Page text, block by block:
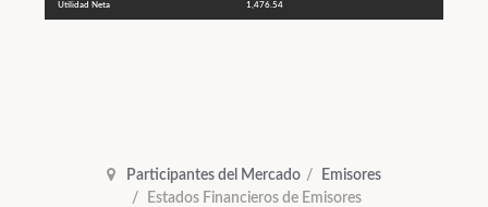
Utilidad Neta 1,476.54
Participantes del Mercado
Emisores
Estados Financieros de Emisores